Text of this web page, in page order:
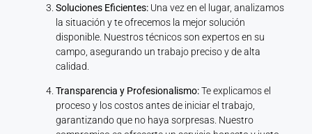
Soluciones Eficientes: Una vez en el lugar, analizamos
la situación y te ofrecemos la mejor solución
disponible. Nuestros técnicos son expertos en su
campo, asegurando un trabajo preciso y de alta
calidad.
Transparencia y Profesionalismo:Te explicamos el
proceso y los costos antes de iniciar el trabajo,
garantizando que no haya sorpresas. Nuestro